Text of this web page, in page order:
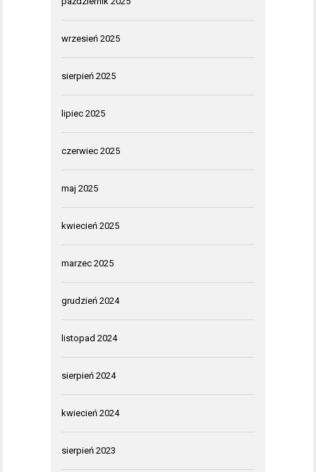
wrzesień 2025
sierpień 2025
lipiec 2025
czerwiec 2025
maj 2025
kwiecień 2025
marzec 2025
grudzień 2024
listopad 2024
sierpień 2024
kwiecień 2024
sierpień 2023